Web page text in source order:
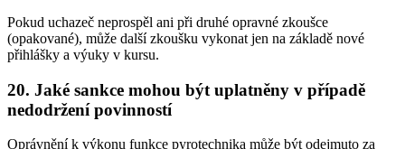
Pokud uchazeč neprospěl ani při druhé opravné zkoušce
(opakované), může další zkoušku vykonat jen na základě nové
přihlášky a výuky v kursu.
20. Jaké sankce mohou být uplatněny v případě
nedodržení povinností
Oprávnění k výkonu funkce pyrotechnika může být odejmuto za